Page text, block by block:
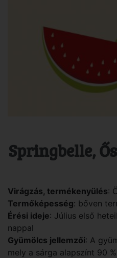
Springbelle,
Virágzás, termékenyülés:
Termőképesség: bőven
Érési ideje: Július első
nappal
Gyümölcs jellemzői: A
mely a sárga alapszínt 90